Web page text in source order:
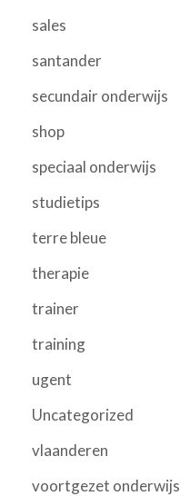
sales
santander
secundair onderwijs
shop
speciaal onderwijs
studietips
terre bleue
therapie
trainer
training
ugent
Uncategorized
vlaanderen
voortgezet onderwijs